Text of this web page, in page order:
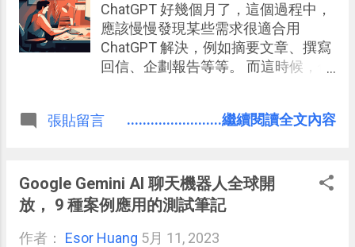
ChatGPT 好幾個月了，這個過程中，
應該慢慢發現某些需求很適合用
ChatGPT 解決，例如摘要文章、撰寫
回信、企劃報告等等。 而這時候，你
煩呢？
張貼留言 ........................繼續閱讀全文內容
Google Gemini AI 聊天機器人全球開
放， 9 種案例應用的測試筆記
作者： Esor Huang 5月 11, 2023